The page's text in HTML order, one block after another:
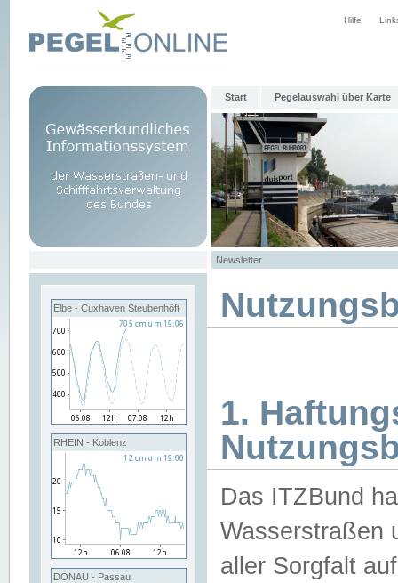
Hilfe
Start Pegelauswahl über Karte
Newsletter
Elbe - Cuxhaven Steubenhöft
RHEIN - Koblenz
DONAU - Passau
1.
Das ITZBund
Wasserstraßen
aller Sorgfalt